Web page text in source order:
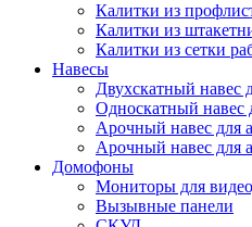
Калитки из
Калитки из
Калитки из сетки
Навесы
Двухскатный навес
Односкатный навес
Арочный навес для
Арочный навес для
Домофоны
Мониторы для
Вызывные панели